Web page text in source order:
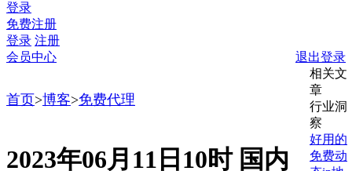
登录
免费注册
登录 注册
会员中心
退出登录
首页>博客>免费代理
2023年06月11日10时 国内
相关文
章
行业洞
察
好用的
免费动